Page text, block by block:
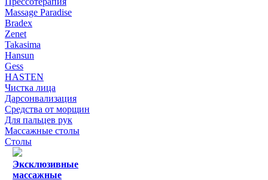
Massage Paradise
Bradex
Zenet
Takasima
Hansun
Gess
HASTEN
Чистка лица
Дарсонвализация
Средства от морщин
Для пальцев рук
Массажные столы
Столы
Эксклюзивные
массажные